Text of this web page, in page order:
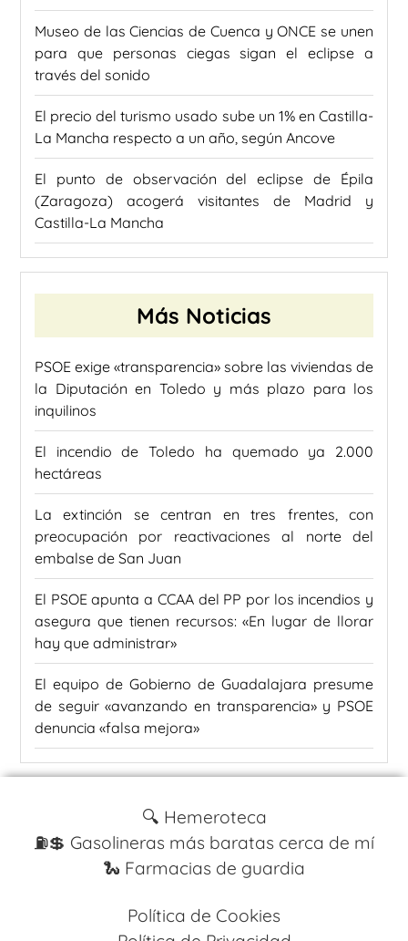
Museo de las Ciencias de Cuenca y ONCE se unen
para que personas ciegas sigan el eclipse a
través del sonido
El precio del turismo usado sube un 1% en Castilla-
La Mancha respecto a un año, según Ancove
El punto de observación del eclipse de Épila
(Zaragoza) acogerá visitantes de Madrid y
Castilla-La Mancha
Más Noticias
PSOE exige «transparencia» sobre las viviendas de
la Diputación en Toledo y más plazo para los
inquilinos
El incendio de Toledo ha quemado ya 2.000
hectáreas
La extinción se centran en tres frentes, con
preocupación por reactivaciones al norte del
embalse de San Juan
El PSOE apunta a CCAA del PP por los incendios y
asegura que tienen recursos: «En lugar de llorar
hay que administrar»
El equipo de Gobierno de Guadalajara presume
de seguir «avanzando en transparencia» y PSOE
denuncia «falsa mejora»
🔍 Hemeroteca
⛽️💲 Gasolineras más baratas cerca de mí
🐍 Farmacias de guardia
Política de Cookies